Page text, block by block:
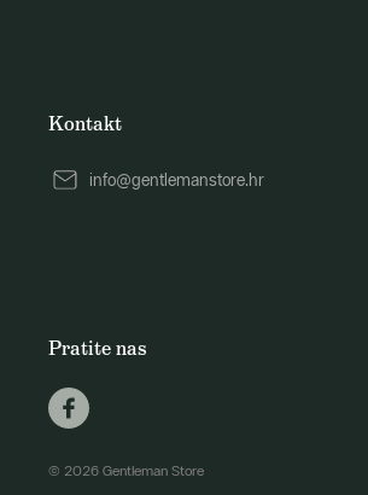
Kontakt
info@gentlemanstore.hr
Pratite nas
© 2026 Gentleman Store